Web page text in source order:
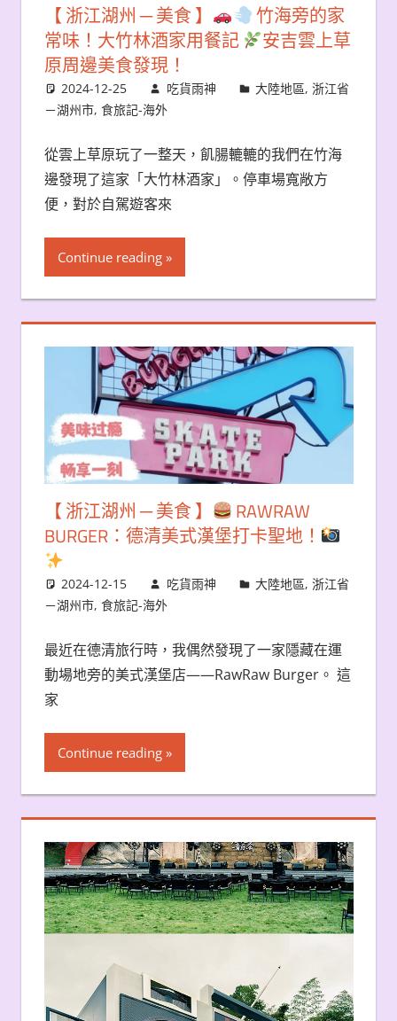
【 浙江湖州 ─ 美食 】
竹海旁的家
常味！大竹林酒家用餐記
安吉雲上草
原周邊美食發現！
2024-12-25 吃貨雨神 大陸地區,浙江省
－湖州市, 食旅記-海外
從雲上草原玩了一整天，飢腸轆轆的我們在竹海
邊發現了這家「大竹林酒家」。停車場寬敞方
便，對於自駕遊客來
Continue reading
【 浙江湖州 ─ 美食 】
RAWRAW
BURGER：德清美式漢堡打卡聖地！
2024-12-15 吃貨雨神 大陸地區,浙江省
－湖州市, 食旅記-海外
最近在德清旅行時，我偶然發現了一家隱藏在運
動場地旁的美式漢堡店——RawRaw Burger。 這
家
Continue reading